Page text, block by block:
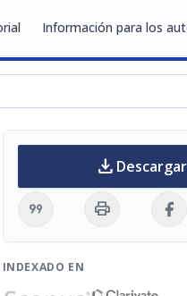
Información para los
download
format_quote print
INDEXADO EN